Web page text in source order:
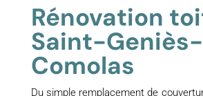
Rénovation
Saint-
Comolas
Du simple remplacement de